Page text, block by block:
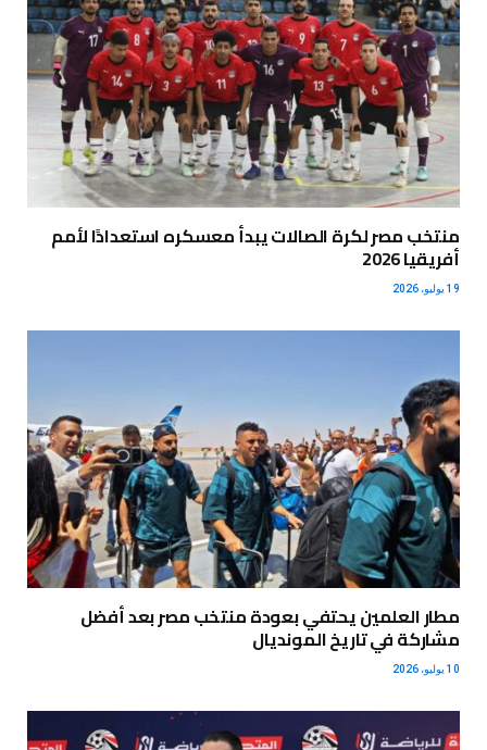
منتخب مصر لكرة الصالات يبدأ معسكره استعدادًا لأمم
أفريقيا 2026
19 يوليو، 2026
مطار العلمين يحتفي بعودة منتخب مصر بعد أفضل
مشاركة في تاريخ المونديال
10 يوليو، 2026